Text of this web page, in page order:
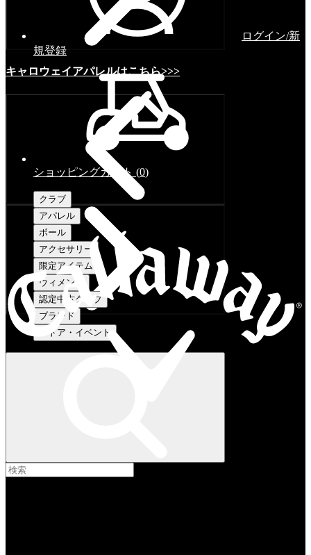
キャロウェイアパレルはこちら>>>
ログイン/新
規登録
ショッピングカート (0)
クラブ
アパレル
ボール
アクセサリー
限定アイテム
ウィメンズ
認定中古クラブ
ブランド
ストア・イベント